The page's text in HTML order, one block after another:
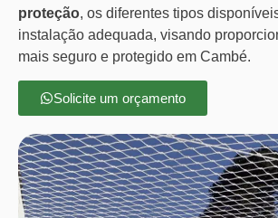
proteção, os diferentes tipos
instalação adequada, visando
mais seguro e protegido em Cambé.
Solicite um orçamento